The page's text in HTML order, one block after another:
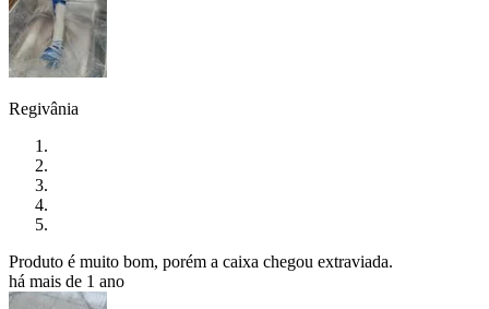
Regivânia
Produto é muito bom, porém a caixa chegou extraviada.
há mais de 1 ano